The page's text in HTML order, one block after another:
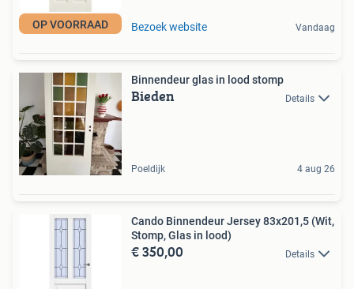
OP VOORRAAD Bezoek website Vandaag
Binnendeur glas in lood stomp
Bieden Details
Poeldijk 4 aug 26
Cando Binnendeur Jersey 83x201,5 (Wit,
Stomp, Glas in lood)
€ 350,00 Details